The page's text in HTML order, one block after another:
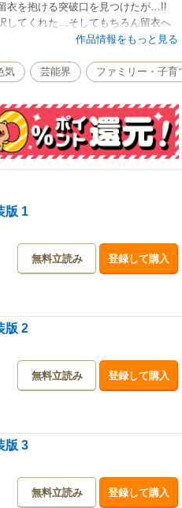
衣を抱ける突破口を見つけたが…!!
してくれた…そしてもちろん留衣へ
作品情報をもっと見る
気 芸能界 ファミリー・子育
版 1
無料立読み 登録して購入
版 2
無料立読み 登録して購入
版 3
無料立読み 登録して購入